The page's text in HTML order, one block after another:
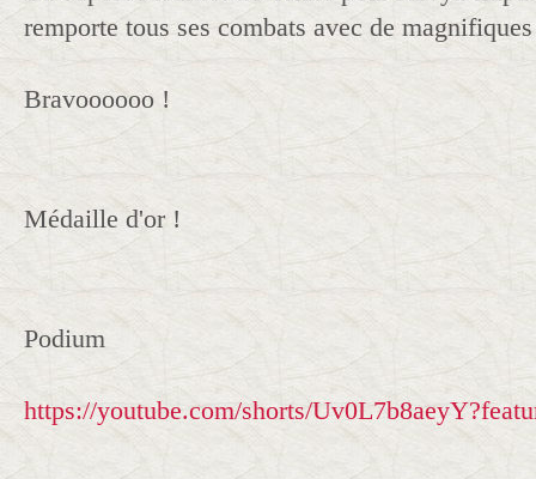
remporte tous ses combats avec de
Bravoooooo !
Médaille d'or !
Podium
https://youtube.com/shorts/